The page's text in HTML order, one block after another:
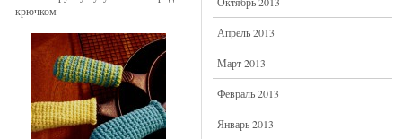
крючком
Апрель 2013
Март 2013
Февраль 2013
Январь 2013